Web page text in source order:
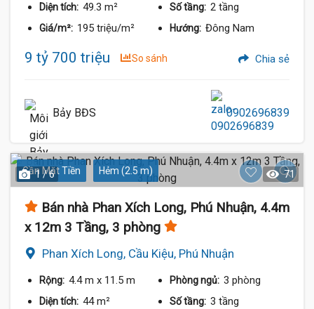
Diện tích: 49.3 m² Số tầng: 2 tầng
Giá/m²: 195 triệu/m² Hướng: Đông Nam
9 tỷ 700 triệu So sánh Chia sẻ
Bảy BĐS 0902696839
Gần Mặt Tiền Hẻm (2.5 m)
1 / 6 71
Bán nhà Phan Xích Long, Phú Nhuận, 4.4m
x 12m 3 Tầng, 3 phòng
Phan Xích Long, Cầu Kiệu, Phú Nhuận
Rộng: 4.4 m x 11.5 m Phòng ngủ: 3 phòng
Diện tích: 44 m² Số tầng: 3 tầng